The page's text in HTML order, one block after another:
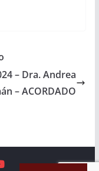
– Dra. Andrea
– ACORDADO